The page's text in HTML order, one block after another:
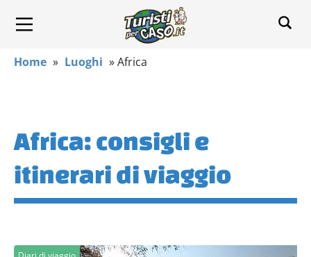
Home » Luoghi »Africa
Africa: consigli e
itinerari di viaggio